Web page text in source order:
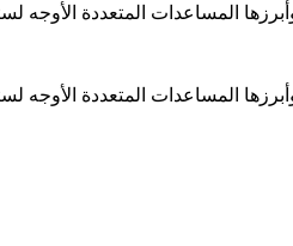
المساعدات المتعددة
المساعدات المتعددة